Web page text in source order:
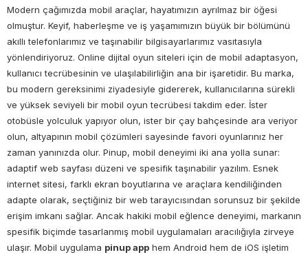
Modern çağımızda mobil araçlar, hayatımızın ayrılmaz bir öğesi
olmuştur. Keyif, haberleşme ve iş yaşamımızın büyük bir bölümünü
akıllı telefonlarımız ve taşınabilir bilgisayarlarımız vasıtasıyla
yönlendiriyoruz. Online dijital oyun siteleri için de mobil adaptasyon,
kullanıcı tecrübesinin ve ulaşılabilirliğin ana bir işaretidir. Bu marka,
bu modern gereksinimi ziyadesiyle gidererek, kullanıcılarına sürekli
ve yüksek seviyeli bir mobil oyun tecrübesi takdim eder. İster
otobüsle yolculuk yapıyor olun, ister bir çay bahçesinde ara veriyor
olun, altyapının mobil çözümleri sayesinde favori oyunlarınız her
zaman yanınızda olur. Pinup, mobil deneyimi iki ana yolla sunar:
adaptif web sayfası düzeni ve spesifik taşınabilir yazılım. Esnek
internet sitesi, farklı ekran boyutlarına ve araçlara kendiliğinden
adapte olarak, seçtiğiniz bir web tarayıcısından sorunsuz bir şekilde
erişim imkanı sağlar. Ancak hakiki mobil eğlence deneyimi, markanın
spesifik biçimde tasarlanmış mobil uygulamaları aracılığıyla zirveye
ulaşır. Mobil uygulama pinup app hem Android hem de iOS işletim